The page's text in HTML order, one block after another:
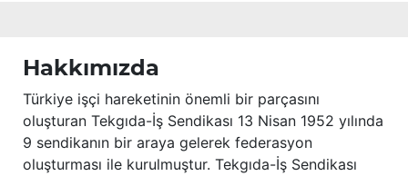
Hakkımızda
Türkiye işçi hareketinin önemli bir parçasını
oluşturan Tekgıda-İş Sendikası 13 Nisan 1952 yılında
9 sendikanın bir araya gelerek federasyon
oluşturması ile kurulmuştur. Tekgıda-İş Sendikası